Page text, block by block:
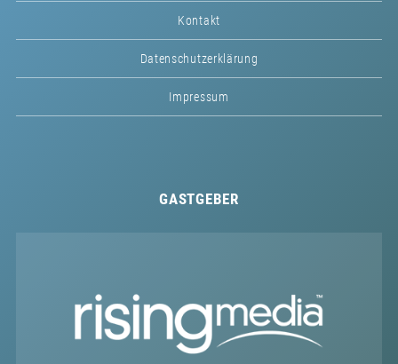
Kontakt
Datenschutzerklärung
Impressum
GASTGEBER